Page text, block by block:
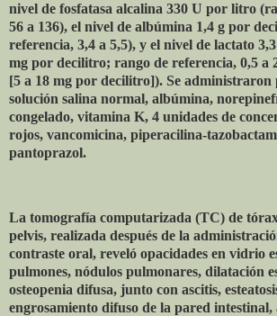
nivel de fosfatasa alcalina 330 U por litro
56 a 136), el nivel de albúmina 1,4 g por
referencia, 3,4 a 5,5), y el nivel de lactato
mg por decilitro; rango de referencia, 0,5 a
[5 a 18 mg por decilitro]). Se administraron
solución salina normal, albúmina,
congelado, vitamina K, 4 unidades de
rojos, vancomicina, piperacilina-
pantoprazol.
La tomografía computarizada (TC) de
pelvis, realizada después de la
contraste oral, reveló opacidades en vidrio
pulmones, nódulos pulmonares, dilatación
osteopenia difusa, junto con ascitis,
engrosamiento difuso de la pared intestinal,